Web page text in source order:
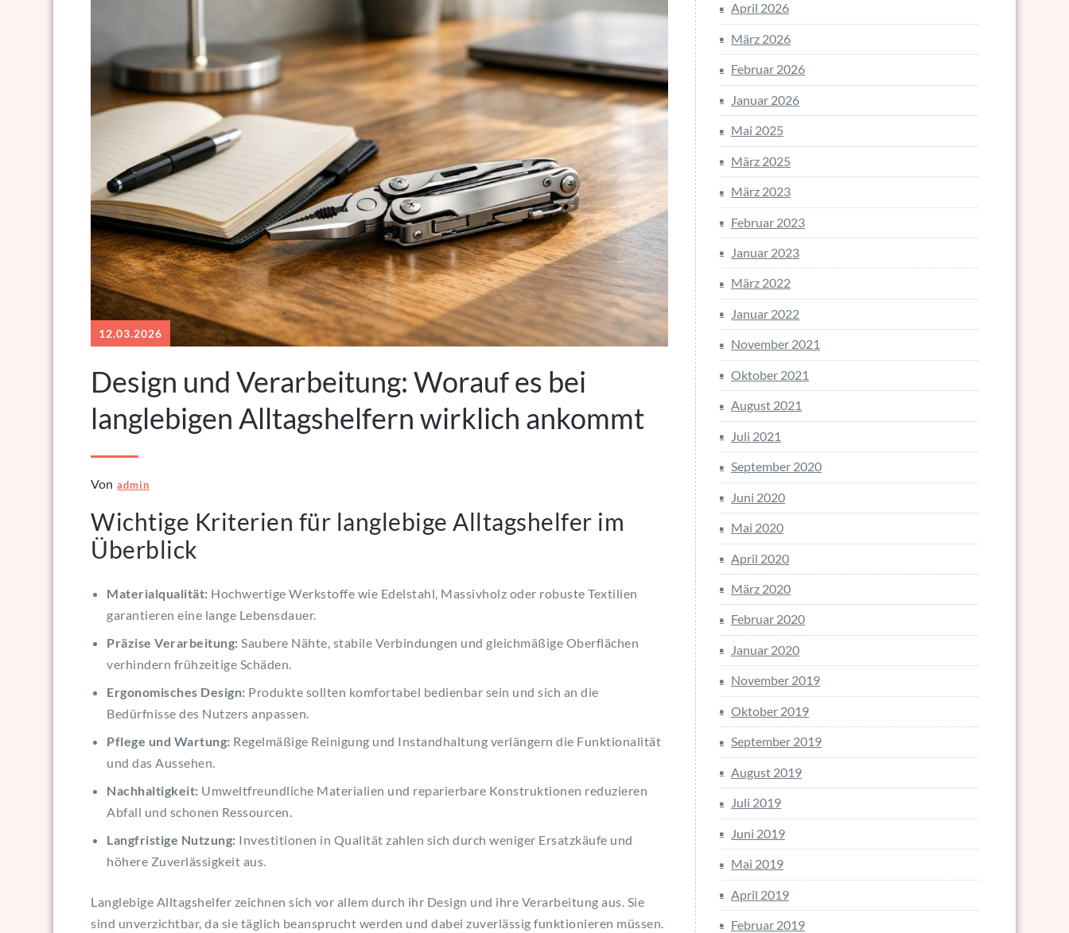
12.03.2026
Design und Verarbeitung: Worauf es bei
langlebigen Alltagshelfern wirklich ankommt
Von admin
Wichtige Kriterien für langlebige Alltagshelfer im
Überblick
Materialqualität: Hochwertige Werkstoffe wie Edelstahl, Massivholz oder robuste Textilien
garantieren eine lange Lebensdauer.
Präzise Verarbeitung: Saubere Nähte, stabile Verbindungen und gleichmäßige Oberflächen
verhindern frühzeitige Schäden.
Ergonomisches Design: Produkte sollten komfortabel bedienbar sein und sich an die
Bedürfnisse des Nutzers anpassen.
Pflege und Wartung: Regelmäßige Reinigung und Instandhaltung verlängern die Funktionalität
und das Aussehen.
Nachhaltigkeit: Umweltfreundliche Materialien und reparierbare Konstruktionen reduzieren
Abfall und schonen Ressourcen.
Langfristige Nutzung: Investitionen in Qualität zahlen sich durch weniger Ersatzkäufe und
höhere Zuverlässigkeit aus.
Langlebige Alltagshelfer zeichnen sich vor allem durch ihr Design und ihre Verarbeitung aus. Sie
sind unverzichtbar, da sie täglich beansprucht werden und dabei zuverlässig funktionieren müssen.
April 2026
März 2026
Februar 2026
Januar 2026
Mai 2025
März 2025
März 2023
Februar 2023
Januar 2023
März 2022
Januar 2022
November 2021
Oktober 2021
August 2021
Juli 2021
September 2020
Juni 2020
Mai 2020
April 2020
März 2020
Februar 2020
Januar 2020
November 2019
Oktober 2019
September 2019
August 2019
Juli 2019
Juni 2019
Mai 2019
April 2019
Februar 2019